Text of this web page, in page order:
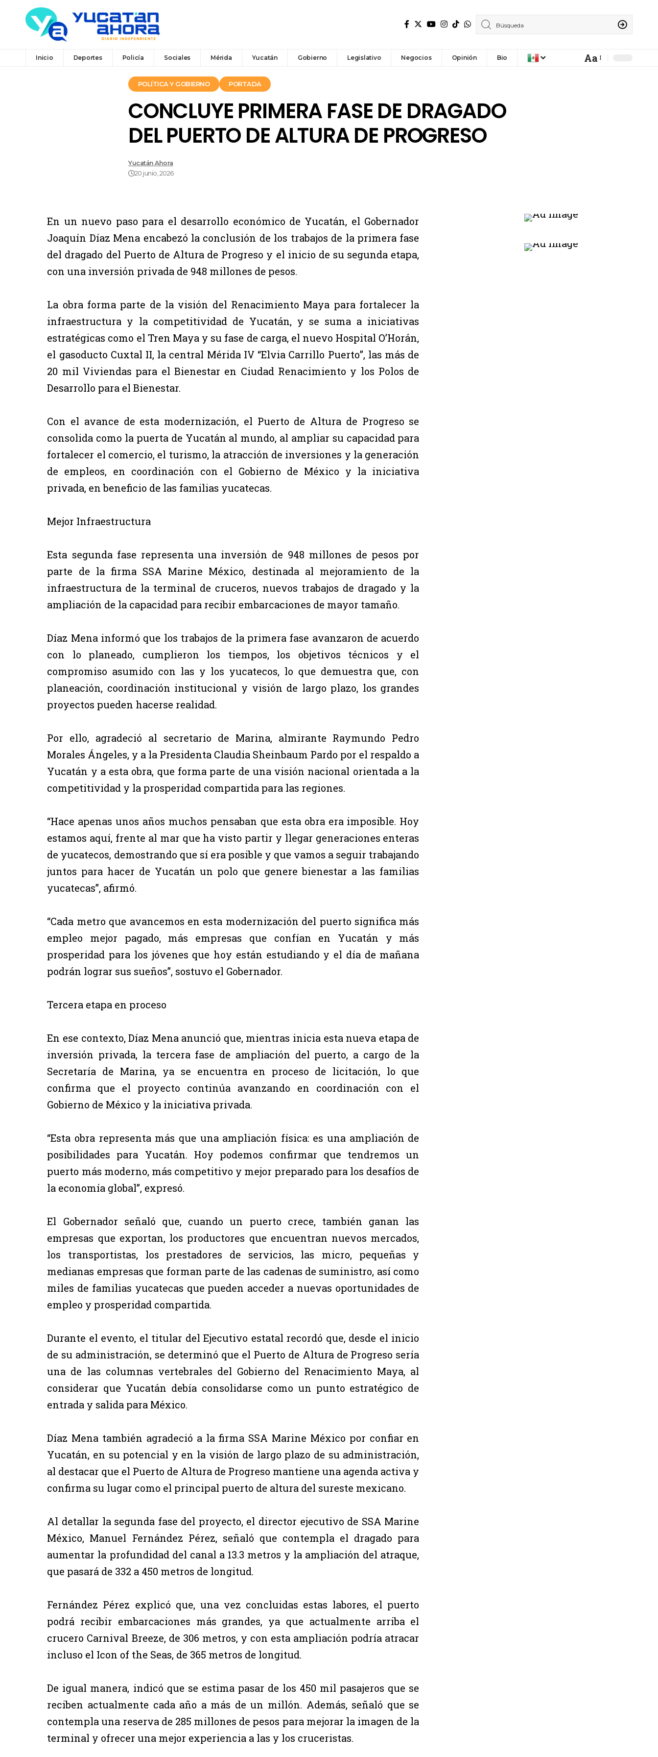
Inicio Deportes Policía Sociales Mérida Yucatán Gobierno Legislativo Negocios Opinión Bio Aa
POLÍTICA Y GOBIERNO PORTADA
CONCLUYE PRIMERA FASE DE DRAGADO
DEL PUERTO DE ALTURA DE PROGRESO
Yucatán Ahora
20 junio, 2026
En un nuevo paso para el desarrollo económico de Yucatán, el Gobernador
Joaquín Díaz Mena encabezó la conclusión de los trabajos de la primera fase
del dragado del Puerto de Altura de Progreso y el inicio de su segunda etapa,
con una inversión privada de 948 millones de pesos.
La obra forma parte de la visión del Renacimiento Maya para fortalecer la
infraestructura y la competitividad de Yucatán, y se suma a iniciativas
estratégicas como el Tren Maya y su fase de carga, el nuevo Hospital O’Horán,
el gasoducto Cuxtal II, la central Mérida IV “Elvia Carrillo Puerto”, las más de
20 mil Viviendas para el Bienestar en Ciudad Renacimiento y los Polos de
Desarrollo para el Bienestar.
Con el avance de esta modernización, el Puerto de Altura de Progreso se
consolida como la puerta de Yucatán al mundo, al ampliar su capacidad para
fortalecer el comercio, el turismo, la atracción de inversiones y la generación
de empleos, en coordinación con el Gobierno de México y la iniciativa
privada, en beneficio de las familias yucatecas.
Mejor Infraestructura
Esta segunda fase representa una inversión de 948 millones de pesos por
parte de la firma SSA Marine México, destinada al mejoramiento de la
infraestructura de la terminal de cruceros, nuevos trabajos de dragado y la
ampliación de la capacidad para recibir embarcaciones de mayor tamaño.
Díaz Mena informó que los trabajos de la primera fase avanzaron de acuerdo
con lo planeado, cumplieron los tiempos, los objetivos técnicos y el
compromiso asumido con las y los yucatecos, lo que demuestra que, con
planeación, coordinación institucional y visión de largo plazo, los grandes
proyectos pueden hacerse realidad.
Por ello, agradeció al secretario de Marina, almirante Raymundo Pedro
Morales Ángeles, y a la Presidenta Claudia Sheinbaum Pardo por el respaldo a
Yucatán y a esta obra, que forma parte de una visión nacional orientada a la
competitividad y la prosperidad compartida para las regiones.
“Hace apenas unos años muchos pensaban que esta obra era imposible. Hoy
estamos aquí, frente al mar que ha visto partir y llegar generaciones enteras
de yucatecos, demostrando que sí era posible y que vamos a seguir trabajando
juntos para hacer de Yucatán un polo que genere bienestar a las familias
yucatecas”, afirmó.
“Cada metro que avancemos en esta modernización del puerto significa más
empleo mejor pagado, más empresas que confían en Yucatán y más
prosperidad para los jóvenes que hoy están estudiando y el día de mañana
podrán lograr sus sueños”, sostuvo el Gobernador.
Tercera etapa en proceso
En ese contexto, Díaz Mena anunció que, mientras inicia esta nueva etapa de
inversión privada, la tercera fase de ampliación del puerto, a cargo de la
Secretaría de Marina, ya se encuentra en proceso de licitación, lo que
confirma que el proyecto continúa avanzando en coordinación con el
Gobierno de México y la iniciativa privada.
“Esta obra representa más que una ampliación física: es una ampliación de
posibilidades para Yucatán. Hoy podemos confirmar que tendremos un
puerto más moderno, más competitivo y mejor preparado para los desafíos de
la economía global”, expresó.
El Gobernador señaló que, cuando un puerto crece, también ganan las
empresas que exportan, los productores que encuentran nuevos mercados,
los transportistas, los prestadores de servicios, las micro, pequeñas y
medianas empresas que forman parte de las cadenas de suministro, así como
miles de familias yucatecas que pueden acceder a nuevas oportunidades de
empleo y prosperidad compartida.
Durante el evento, el titular del Ejecutivo estatal recordó que, desde el inicio
de su administración, se determinó que el Puerto de Altura de Progreso sería
una de las columnas vertebrales del Gobierno del Renacimiento Maya, al
considerar que Yucatán debía consolidarse como un punto estratégico de
entrada y salida para México.
Díaz Mena también agradeció a la firma SSA Marine México por confiar en
Yucatán, en su potencial y en la visión de largo plazo de su administración,
al destacar que el Puerto de Altura de Progreso mantiene una agenda activa y
confirma su lugar como el principal puerto de altura del sureste mexicano.
Al detallar la segunda fase del proyecto, el director ejecutivo de SSA Marine
México, Manuel Fernández Pérez, señaló que contempla el dragado para
aumentar la profundidad del canal a 13.3 metros y la ampliación del atraque,
que pasará de 332 a 450 metros de longitud.
Fernández Pérez explicó que, una vez concluidas estas labores, el puerto
podrá recibir embarcaciones más grandes, ya que actualmente arriba el
crucero Carnival Breeze, de 306 metros, y con esta ampliación podría atracar
incluso el Icon of the Seas, de 365 metros de longitud.
De igual manera, indicó que se estima pasar de los 450 mil pasajeros que se
reciben actualmente cada año a más de un millón. Además, señaló que se
contempla una reserva de 285 millones de pesos para mejorar la imagen de la
terminal y ofrecer una mejor experiencia a las y los cruceristas.